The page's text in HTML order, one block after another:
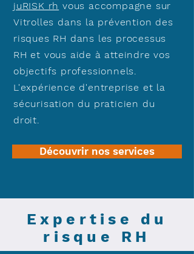
juRISK rh vous accompagne sur
Vitrolles dans la prévention des
risques RH dans les processus
RH et vous aide à atteindre vos
objectifs professionnels.
L'expérience d'entreprise et la
sécurisation du praticien du
droit.
Découvrir nos services
Expertise du
risque RH